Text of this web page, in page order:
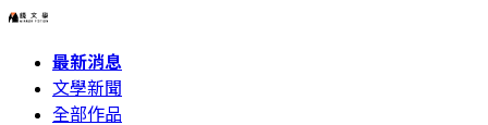
最新消息
文學新聞
全部作品